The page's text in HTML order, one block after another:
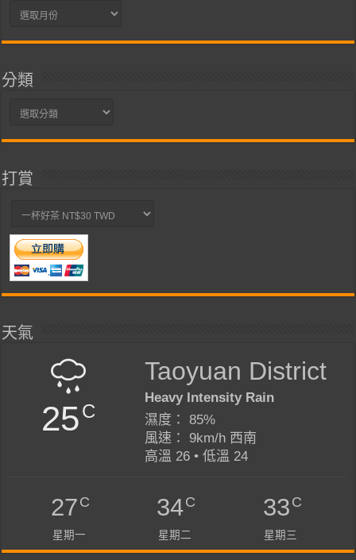
彙
分類
分
打賞
天氣
25C
Taoyuan District
Heavy Intensity Rain
濕度： 85%
風速： 9km/h 西南
高溫 26 • 低溫 24
27C
星期一
34C
星期二
33C
星期三